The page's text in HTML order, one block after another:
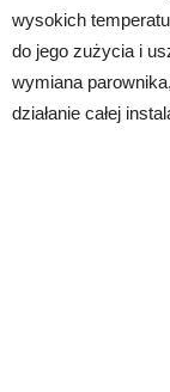
wysokich
do jego zużycia i
wymiana
działanie całej